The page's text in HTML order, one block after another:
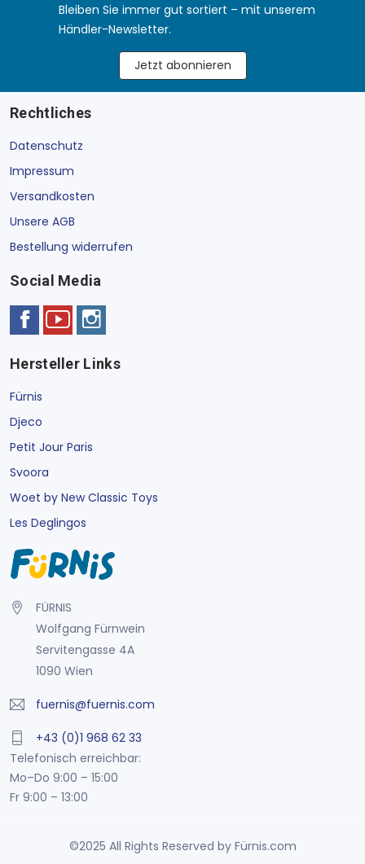
Bleiben Sie immer gut sortiert – mit unserem
Händler-Newsletter.
Jetzt abonnieren
Rechtliches
Datenschutz
Impressum
Versandkosten
Unsere AGB
Bestellung widerrufen
Social Media
Hersteller Links
Fürnis
Djeco
Petit Jour Paris
Svoora
Woet by New Classic Toys
Les Deglingos
FÜRNIS
Wolfgang Fürnwein
Servitengasse 4A
1090 Wien
fuernis@fuernis.com
+43 (0)1 968 62 33
Telefonisch erreichbar:
Mo–Do 9:00 – 15:00
Fr 9:00 – 13:00
©2025 All Rights Reserved by Fürnis.com